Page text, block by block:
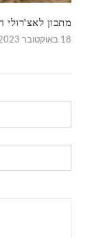
מתכון לאצ'רולי
18 באוקטובר 2023